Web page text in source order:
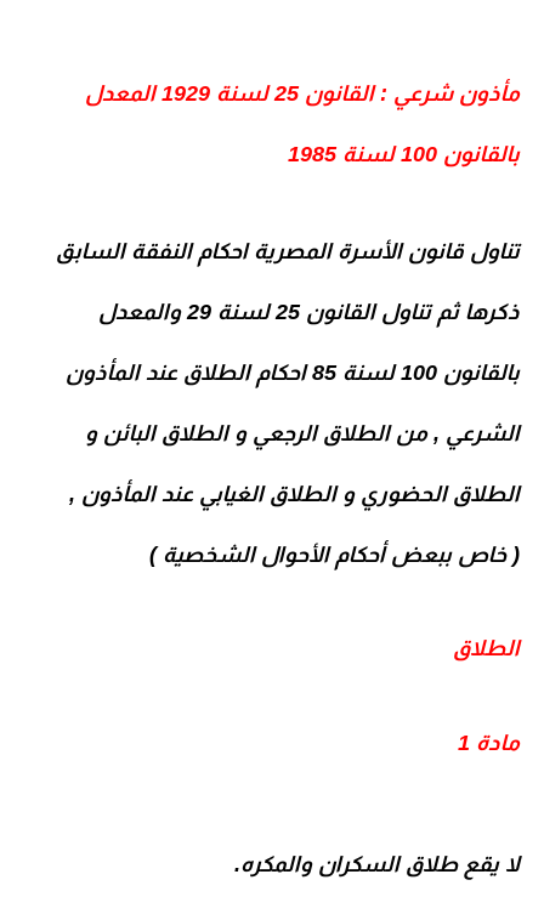
مأذون شرعي : القانون 25 لسنة 1929 المعدل
بالقانون 100 لسنة 1985
تناول قانون الأسرة المصرية احكام النفقة السابق
ذكرها ثم تناول القانون 25 لسنة 29 والمعدل
بالقانون 100 لسنة 85 احكام الطلاق عند المأذون
الشرعي , من الطلاق الرجعي و الطلاق البائن و
الطلاق الحضوري و الطلاق الغيابي عند المأذون ,
( خاص ببعض أحكام الأحوال الشخصية )
الطلاق
مادة 1
لا يقع طلاق السكران والمكره.